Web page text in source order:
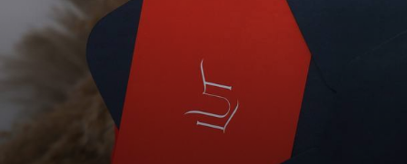
СЕРТИФІКАТ